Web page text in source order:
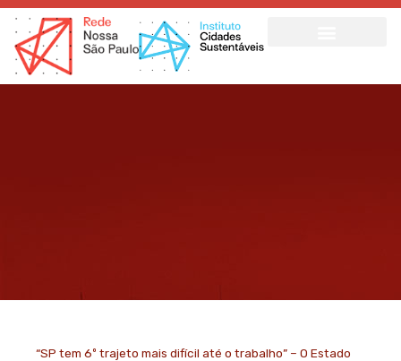
Ir
para
conteúdo
“SP tem 6º trajeto mais difícil até o trabalho” – O Estado